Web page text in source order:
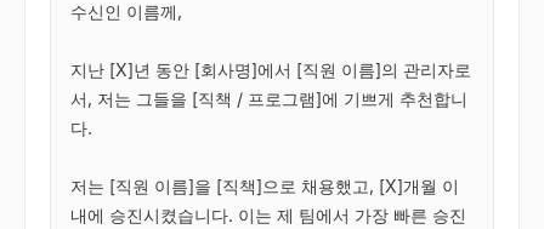
수신인 이름께,
지난 [X]년 동안 [회사명]에서 [직원 이름]의 관리자로
서, 저는 그들을 [직책 / 프로그램]에 기쁘게 추천합니
다.
저는 [직원 이름]을 [직책]으로 채용했고, [X]개월 이
내에 승진시켰습니다. 이는 제 팀에서 가장 빠른 승진